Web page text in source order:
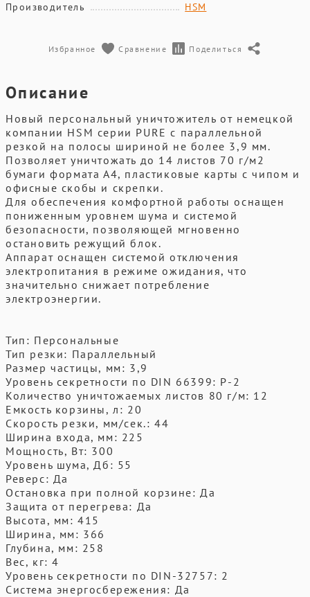
Производитель
HSM
Избранное Сравнение Поделиться
Описание
Новый персональный уничтожитель от немецкой
компании HSM серии PURE с параллельной
резкой на полосы шириной не более 3,9 мм.
Позволяет уничтожать до 14 листов 70 г/м2
бумаги формата А4, пластиковые карты с чипом и
офисные скобы и скрепки.
Для обеспечения комфортной работы оснащен
пониженным уровнем шума и системой
безопасности, позволяющей мгновенно
остановить режущий блок.
Аппарат оснащен системой отключения
электропитания в режиме ожидания, что
значительно снижает потребление
электроэнергии.
Тип: Персональные
Тип резки: Параллельный
Размер частицы, мм: 3,9
Уровень секретности по DIN 66399: P-2
Количество уничтожаемых листов 80 г/м: 12
Емкость корзины, л: 20
Скорость резки, мм/сек.: 44
Ширина входа, мм: 225
Мощность, Вт: 300
Уровень шума, Дб: 55
Реверс: Да
Остановка при полной корзине: Да
Защита от перегрева: Да
Высота, мм: 415
Ширина, мм: 366
Глубина, мм: 258
Вес, кг: 4
Уровень секретности по DIN-32757: 2
Система энергосбережения: Да